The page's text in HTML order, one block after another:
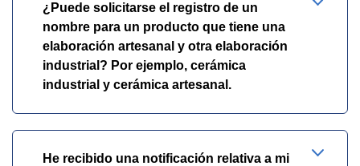
¿Puede solicitarse el registro de un
nombre para un producto que tiene una
elaboración artesanal y otra elaboración
industrial? Por ejemplo, cerámica
industrial y cerámica artesanal.
He recibido una notificación relativa a mi